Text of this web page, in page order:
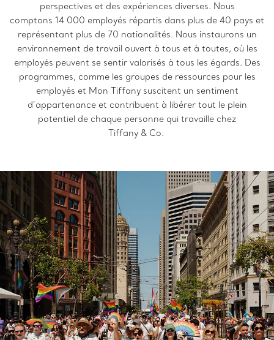
perspectives et des expériences diverses. Nous
comptons 14 000 employés répartis dans plus de 40 pays et
représentant plus de 70 nationalités. Nous instaurons un
environnement de travail ouvert à tous et à toutes, où les
employés peuvent se sentir valorisés à tous les égards. Des
programmes, comme les groupes de ressources pour les
employés et Mon Tiffany suscitent un sentiment
d’appartenance et contribuent à libérer tout le plein
potentiel de chaque personne qui travaille chez
Tiffany & Co.